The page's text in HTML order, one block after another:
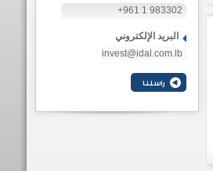
+961 1 983302
البريد الإلكتروني
invest@idal.com.lb